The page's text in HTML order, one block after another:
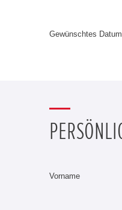
Gewünschtes
Vorname